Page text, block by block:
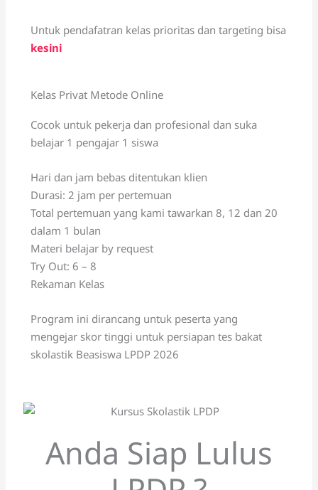
Untuk pendafatran kelas prioritas dan targeting bisa
kesini
Kelas Privat Metode Online
Cocok untuk pekerja dan profesional dan suka
belajar 1 pengajar 1 siswa
Hari dan jam bebas ditentukan klien
Durasi: 2 jam per pertemuan
Total pertemuan yang kami tawarkan 8, 12 dan 20
dalam 1 bulan
Materi belajar by request
Try Out: 6 – 8
Rekaman Kelas
Program ini dirancang untuk peserta yang
mengejar skor tinggi untuk persiapan tes bakat
skolastik Beasiswa LPDP 2026
Anda Siap Lulus